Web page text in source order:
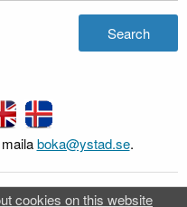
Stora salen
Search
boka@ystad.se.
cookies on this website